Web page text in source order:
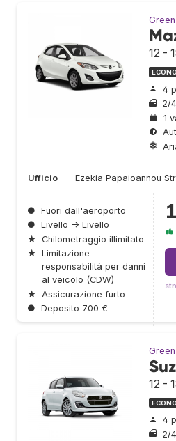
12 -
4
2/
1
Ufficio Ezekia Papaioannou
● Fuori dall'aeroporto
● Livello → Livello
★ Chilometraggio illimitato
★ Limitazione
responsabilità per danni
al veicolo (CDW)
★ Assicurazione furto
● Deposito 700 €
12 -
4
2/